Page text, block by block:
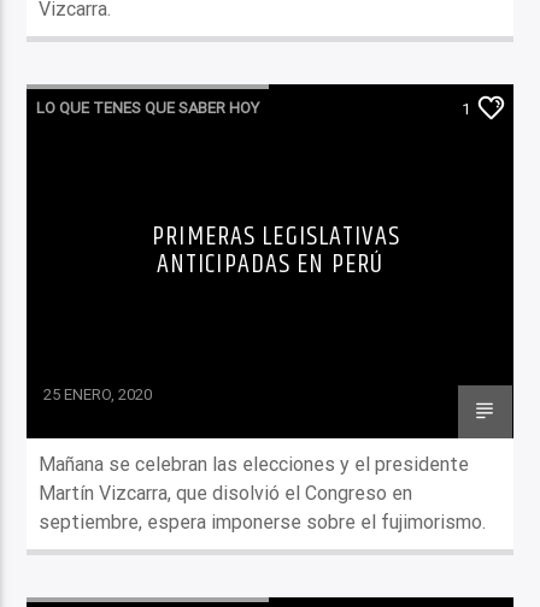
Vizcarra.
LO QUE TENES QUE SABER HOY 1
PRIMERAS LEGISLATIVAS
ANTICIPADAS EN PERÚ
25 ENERO, 2020
Mañana se celebran las elecciones y el presidente
Martín Vizcarra, que disolvió el Congreso en
septiembre, espera imponerse sobre el fujimorismo.